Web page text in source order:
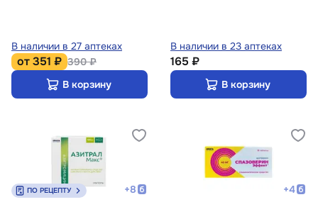
В наличии в 27 аптеках
от351 ₽ 390 ₽
В корзину
В наличии в 23 аптеках
165 ₽
В корзину
ПО РЕЦЕПТУ +8 +4